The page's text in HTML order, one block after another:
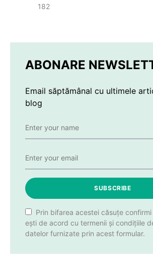
182
ABONARE
Email săptămânal cu ultimele
blog
SUBSCRIBE
Prin bifarea acestei căsuțe
ești de acord cu termenii și condițiile
datelor furnizate prin acest formular.